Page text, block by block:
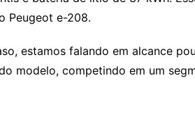
Peugeot e-208.
estamos falando em alcance
modelo, competindo em um